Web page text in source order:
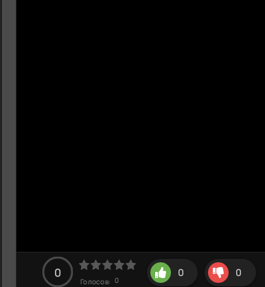
0
Голосов: 0
0 0